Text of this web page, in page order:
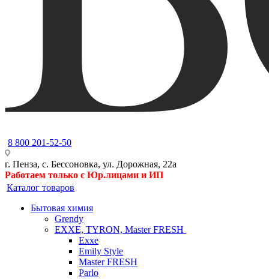
8 800 201-52-50
г. Пенза, с. Бессоновка, ул. Дорожная, 22а
Работаем только с Юр.лицами и ИП
Каталог товаров
Бытовая химия
Grendy
EXXE, TYRON, Master FRESH
Exxe
Emily Style
Master FRESH
Parlo